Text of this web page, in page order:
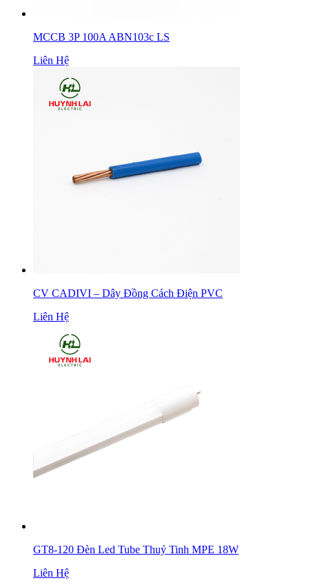
MCCB 3P 100A ABN103c LS
Liên Hệ
CV CADIVI – Dây Đồng Cách Điện PVC
Liên Hệ
GT8-120 Đèn Led Tube Thuỷ Tinh MPE 18W
Liên Hệ